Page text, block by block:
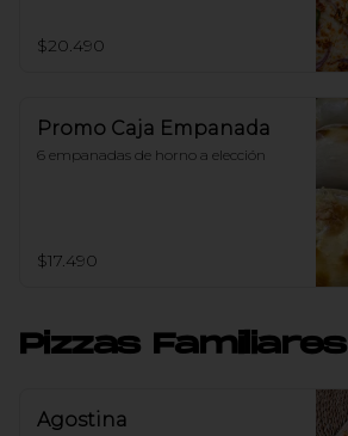
$20.490
Promo Caja Empanada
6 empanadas de horno a elección
$17.490
Pizzas Familiares
Agostina